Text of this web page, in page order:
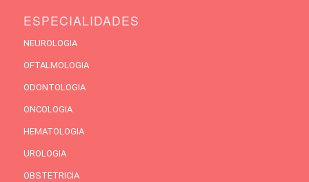
ESPECIALIDADES
NEUROLOGIA
OFTALMOLOGIA
ODONTOLOGIA
ONCOLOGIA
HEMATOLOGIA
UROLOGIA
OBSTETRICIA